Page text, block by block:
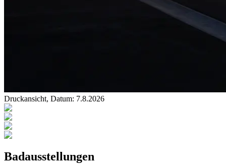
Druckansicht, Datum: 7.8.2026
Badausstellungen